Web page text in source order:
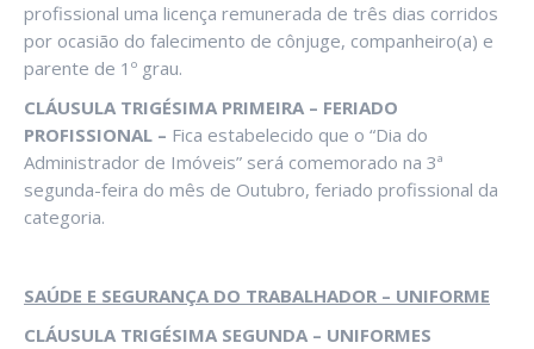
profissional uma licença remunerada de três dias corridos
por ocasião do falecimento de cônjuge, companheiro(a) e
parente de 1º grau.
CLÁUSULA TRIGÉSIMA PRIMEIRA – FERIADO
PROFISSIONAL – Fica estabelecido que o “Dia do
Administrador de Imóveis” será comemorado na 3ª
segunda-feira do mês de Outubro, feriado profissional da
categoria.
SAÚDE E SEGURANÇA DO TRABALHADOR – UNIFORME
CLÁUSULA TRIGÉSIMA SEGUNDA – UNIFORMES